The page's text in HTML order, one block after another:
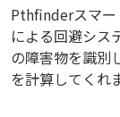
Pthfinderスマー
による回避シス
の障害物を識別
を計算してくれ